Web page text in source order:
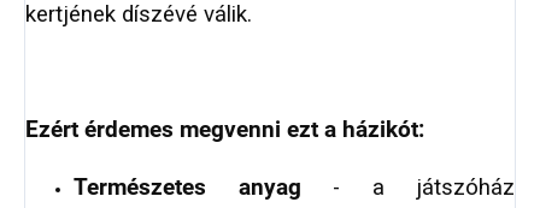
kertjének díszévé válik.
Ezért érdemes megvenni ezt a házikót:
Természetes anyag - a játszóház